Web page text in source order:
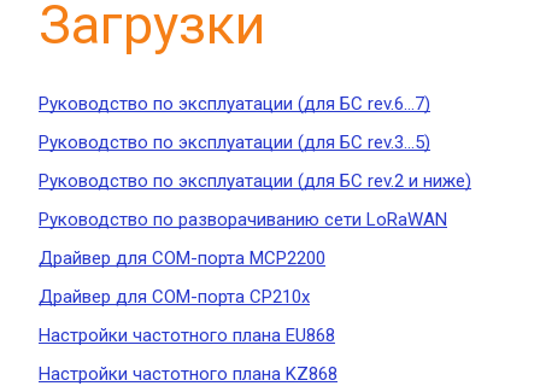
Загрузки
Руководство по эксплуатации (для БС rev.6...7)
Руководство по эксплуатации (для БС rev.3...5)
Руководство по эксплуатации (для БС rev.2 и ниже)
Руководство по разворачиванию сети LoRaWAN
Драйвер для COM-порта MCP2200
Драйвер для COM-порта CP210x
Настройки частотного плана EU868
Настройки частотного плана KZ868